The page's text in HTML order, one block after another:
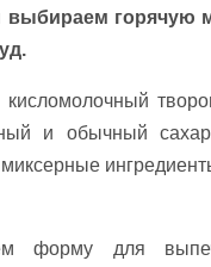
выбираем горячую
и обычный
форму для